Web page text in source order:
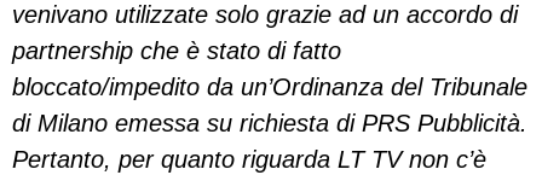
venivano utilizzate solo grazie ad un accordo di
partnership che è stato di fatto
bloccato/impedito da un’Ordinanza del Tribunale
di Milano emessa su richiesta di PRS Pubblicità.
Pertanto, per quanto riguarda LT TV non c’è